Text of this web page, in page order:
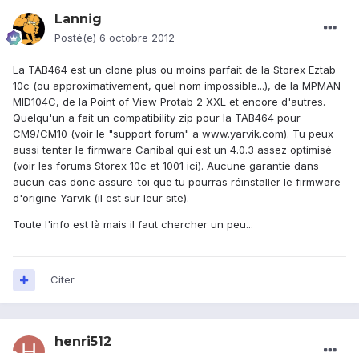
Lannig
Posté(e) 6 octobre 2012
La TAB464 est un clone plus ou moins parfait de la Storex Eztab
10c (ou approximativement, quel nom impossible...), de la MPMAN
MID104C, de la Point of View Protab 2 XXL et encore d'autres.
Quelqu'un a fait un compatibility zip pour la TAB464 pour
CM9/CM10 (voir le "support forum" a www.yarvik.com). Tu peux
aussi tenter le firmware Canibal qui est un 4.0.3 assez optimisé
(voir les forums Storex 10c et 1001 ici). Aucune garantie dans
aucun cas donc assure-toi que tu pourras réinstaller le firmware
d'origine Yarvik (il est sur leur site).
Toute l'info est là mais il faut chercher un peu...
Citer
henri512